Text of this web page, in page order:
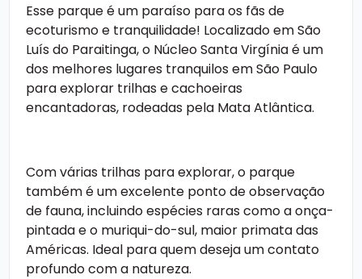
Esse parque é um paraíso para os fãs de
ecoturismo e tranquilidade! Localizado em São
Luís do Paraitinga, o Núcleo Santa Virgínia é um
dos melhores lugares tranquilos em São Paulo
para explorar trilhas e cachoeiras
encantadoras, rodeadas pela Mata Atlântica.
Com várias trilhas para explorar, o parque
também é um excelente ponto de observação
de fauna, incluindo espécies raras como a onça-
pintada e o muriqui-do-sul, maior primata das
Américas. Ideal para quem deseja um contato
profundo com a natureza.